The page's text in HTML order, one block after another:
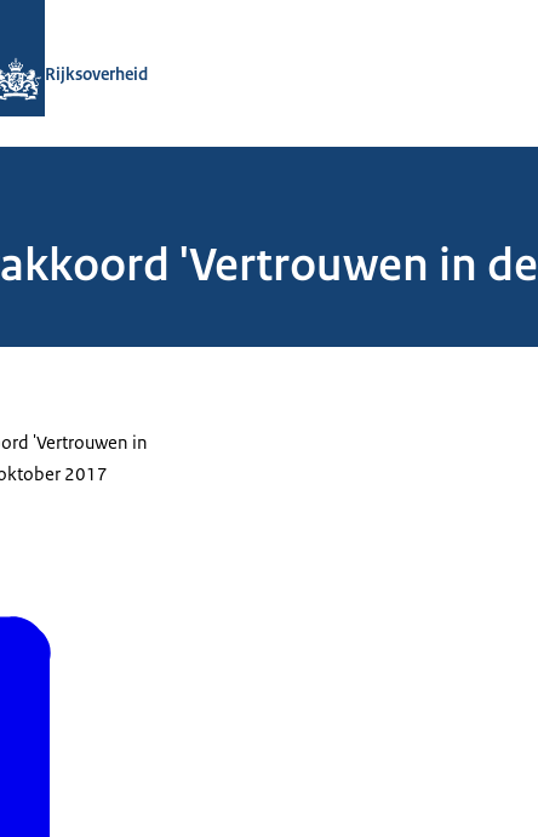
Rijksoverheid
'Vertrouwen in de
'Vertrouwen in
2017